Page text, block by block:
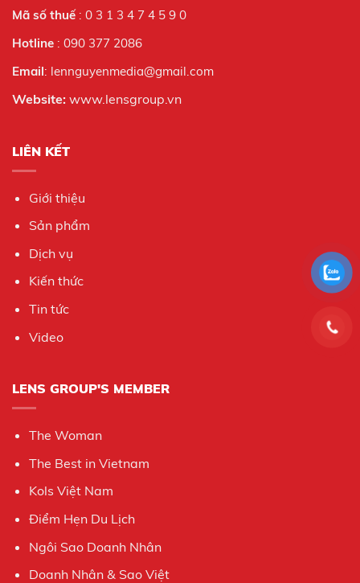
Mã số thuế: 0 3 1 3 4 7 4 5 9 0
Hotline : 090 377 2086
Email: lennguyenmedia@gmail.com
Website: www.lensgroup.vn
LIÊN KẾT
Giới thiệu
Sản phẩm
Dịch vụ
Kiến thức
Tin tức
Video
LENS GROUP'S MEMBER
The Woman
The Best in Vietnam
Kols Việt Nam
Điểm Hẹn Du Lịch
Ngôi Sao Doanh Nhân
Doanh Nhân & Sao Việt